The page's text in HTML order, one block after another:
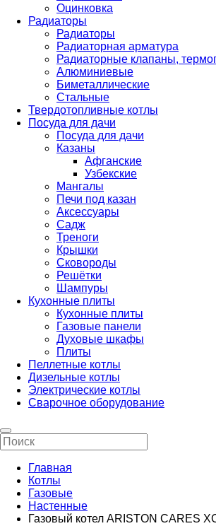
Оцинковка
Радиаторы
Радиаторы
Радиаторная арматура
Радиаторные клапаны,
Алюминиевые
Биметаллические
Стальные
Твердотопливные котлы
Посуда для дачи
Посуда для дачи
Казаны
Афганские
Узбекские
Мангалы
Печи под казан
Аксессуары
Садж
Треноги
Крышки
Сковороды
Решётки
Шампуры
Кухонные плиты
Кухонные плиты
Газовые панели
Духовые шкафы
Плиты
Пеллетные котлы
Дизельные котлы
Электрические котлы
Сварочное оборудование
Главная
Котлы
Газовые
Настенные
Газовый котел ARISTON CARES